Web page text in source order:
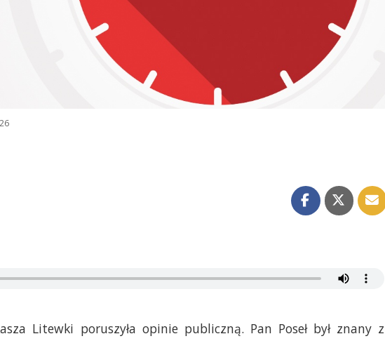
Litewki poruszyła opinie publiczną. Pan Poseł był znany z